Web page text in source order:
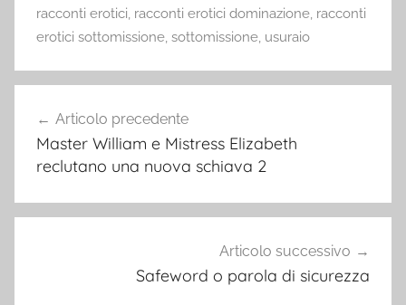
racconti erotici, racconti erotici dominazione, racconti
erotici sottomissione, sottomissione, usuraio
articoli
Articolo precedente
Master William e Mistress Elizabeth
reclutano una nuova schiava 2
Articolo successivo
Safeword o parola di sicurezza